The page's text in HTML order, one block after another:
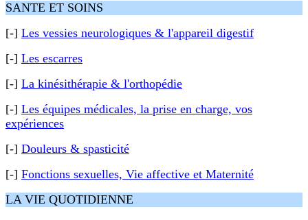
SANTE ET SOINS
[-] Les vessies neurologiques & l'appareil digestif
[-] Les escarres
[-] La kinésithérapie & l'orthopédie
[-] Les équipes médicales, la prise en charge, vos
expériences
[-] Douleurs & spasticité
[-] Fonctions sexuelles, Vie affective et Maternité
LA VIE QUOTIDIENNE